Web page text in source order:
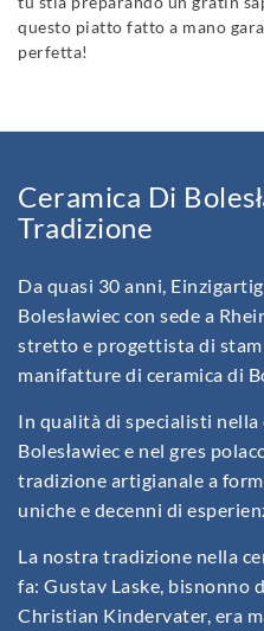
questo piatto fatto a mano
perfetta!
Ceramica Di
Tradizione
Da quasi 30 anni,
Bolesławiec con sede a
stretto e progettista di
manifatture di ceramica di
In qualità di specialisti nella
Bolesławiec e nel gres
tradizione artigianale a
uniche e decenni di
La nostra tradizione nella
fa: Gustav Laske, bisnonno
Christian Kindervater, era